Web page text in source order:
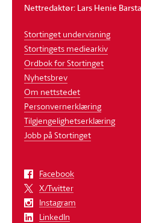
Nettredaktør: Lars Henie
Stortinget undervisning
Stortingets mediearkiv
Ordbok for Stortinget
Nyhetsbrev
Om nettstedet
Personvernerklæring
Tilgjengelighetserklæring
Jobb på Stortinget
Facebook
X/Twitter
Instagram
LinkedIn